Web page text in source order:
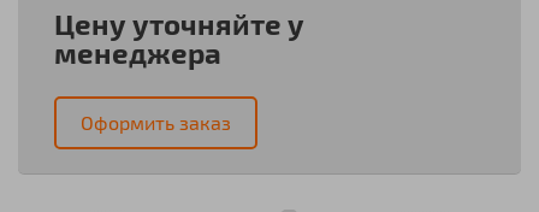
Цену уточняйте у
менеджера
Оформить заказ